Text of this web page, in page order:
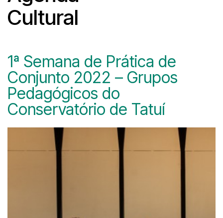
Cultural
1ª Semana de Prática de
Conjunto 2022 – Grupos
Pedagógicos do
Conservatório de Tatuí